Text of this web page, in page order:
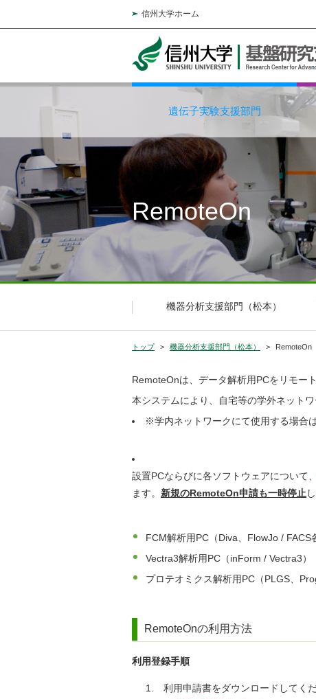
信州大学ホーム
RemoteOn
遺伝子実験支援部門
機器分析支援部門（松本）
トップ 機器分析支援部門（松本） RemoteOn
RemoteOnは、データ解析用PCをリモー
本システムにより、自宅等の学外ネット
※学内ネットワークにて使用する場合
設置PCならびに各ソフトウェアについて、
ます。 新規のRemoteOn申請も一時停止
FCM解析用PC（Diva、FlowJo / FACS
Vectra3解析用PC（inForm / Vectra3）
プロテオミクス解析用PC（PLGS、
RemoteOnの利用方法
利用登録手順
利用申請書をダウンロードしてくだ